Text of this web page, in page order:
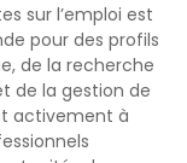
sur l’emploi est
pour des profils
de la recherche
de la gestion de
activement à